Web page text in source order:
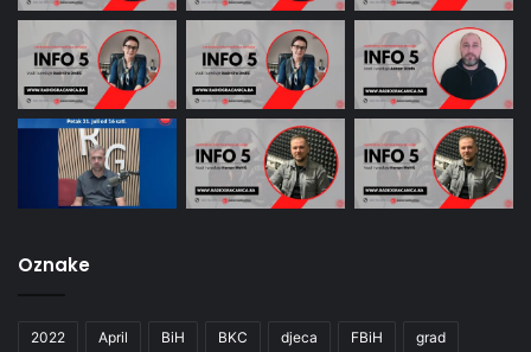
Oznake
2022 April BiH BKC djeca FBiH grad